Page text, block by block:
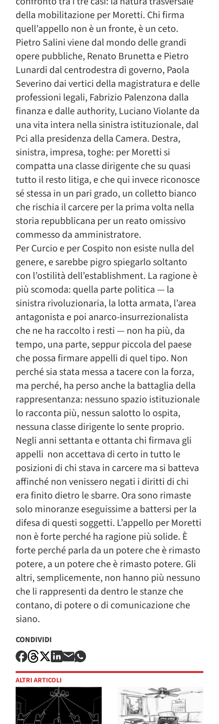
della mobilitazione per Moretti. Chi firma
quell’appello non è un fronte, è un ceto.
Pietro Salini viene dal mondo delle grandi
opere pubbliche, Renato Brunetta e Pietro
Lunardi dal centrodestra di governo, Paola
Severino dai vertici della magistratura e delle
professioni legali, Fabrizio Palenzona dalla
finanza e dalle authority, Luciano Violante da
una vita intera nella sinistra istituzionale, dal
Pci alla presidenza della Camera. Destra,
sinistra, impresa, toghe: per Moretti si
compatta una classe dirigente che su quasi
tutto il resto litiga, e che qui invece riconosce
sé stessa in un pari grado, un colletto bianco
che rischia il carcere per la prima volta nella
storia repubblicana per un reato omissivo
commesso da amministratore.
Per Curcio e per Cospito non esiste nulla del
genere, e sarebbe pigro spiegarlo soltanto
con l’ostilità dell’establishment. La ragione è
più scomoda: quella parte politica — la
sinistra rivoluzionaria, la lotta armata, l’area
antagonista e poi anarco-insurrezionalista
che ne ha raccolto i resti — non ha più, da
tempo, una parte, seppur piccola del paese
che possa firmare appelli di quel tipo. Non
perché sia stata messa a tacere con la forza,
ma perché, ha perso anche la battaglia della
rappresentanza: nessuno spazio istituzionale
lo racconta più, nessun salotto lo ospita,
nessuna classe dirigente lo sente proprio.
Negli anni settanta e ottanta chi firmava gli
appelli non accettava di certo in tutto le
posizioni di chi stava in carcere ma si batteva
affinché non venissero negati i diritti di chi
era finito dietro le sbarre. Ora sono rimaste
solo minoranze eseguissime a battersi per la
difesa di questi soggetti. L’appello per Moretti
non è forte perché ha ragione più solide. È
forte perché parla da un potere che è rimasto
potere, a un potere che è rimasto potere. Gli
altri, semplicemente, non hanno più nessuno
che li rappresenti da dentro le stanze che
contano, di potere o di comunicazione che
siano.
CONDIVIDI
ALTRI ARTICOLI